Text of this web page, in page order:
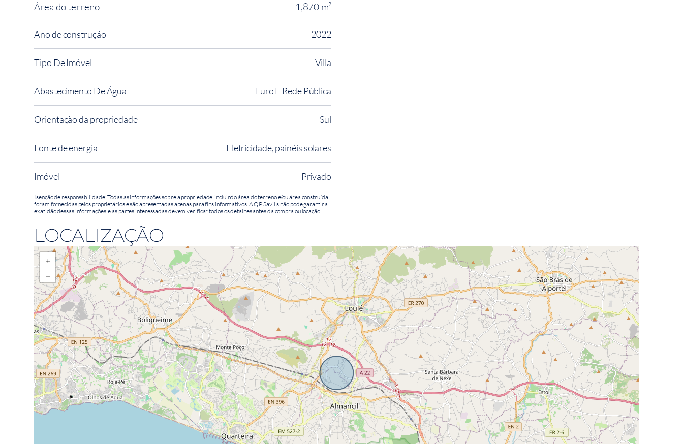
Área do terreno 1,870 m²
Ano de construção 2022
Tipo De Imóvel Villa
Abastecimento De Água Furo E Rede Pública
Orientação da propriedade Sul
Fonte de energia Eletricidade, painéis solares
Imóvel Privado
Isenção de responsabilidade: Todas as informações sobre a propriedade, incluindo área do terreno e/ou área construída,
foram fornecidas pelos proprietários e são apresentadas apenas para fins informativos. A QP Savills não pode garantir a
exatidão dessas informações, e as partes interessadas devem verificar todos os detalhes antes da compra ou locação.
LOCALIZAÇÃO
+
−